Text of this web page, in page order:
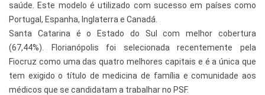
saúde. Este modelo é utilizado com sucesso em países como
Portugal, Espanha, Inglaterra e Canadá.
Santa Catarina é o Estado do Sul com melhor cobertura
(67,44%). Florianópolis foi selecionada recentemente pela
Fiocruz como uma das quatro melhores capitais e é a única que
tem exigido o título de medicina de família e comunidade aos
médicos que se candidatam a trabalhar no PSF.